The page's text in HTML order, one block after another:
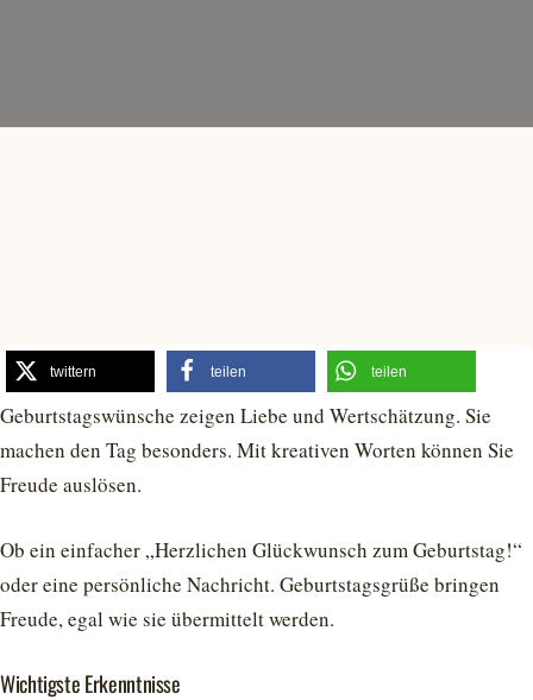
twittern teilen teilen
Geburtstagswünsche zeigen Liebe und Wertschätzung. Sie
machen den Tag besonders. Mit kreativen Worten können Sie
Freude auslösen.
Ob ein einfacher „Herzlichen Glückwunsch zum Geburtstag!“
oder eine persönliche Nachricht. Geburtstagsgrüße bringen
Freude, egal wie sie übermittelt werden.
Wichtigste Erkenntnisse